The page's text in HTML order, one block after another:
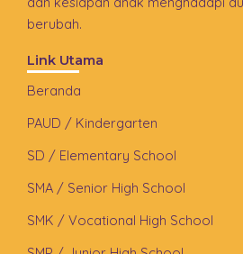
berubah.
Link Utama
Beranda
PAUD / Kindergarten
SD / Elementary School
SMA / Senior High School
SMK / Vocational High School